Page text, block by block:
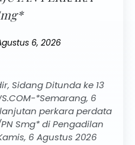
6, 2026
Sidang Ditunda ke 13
*Semarang, 6
perkara perdata
Smg* di Pengadilan
6 Agustus 2026